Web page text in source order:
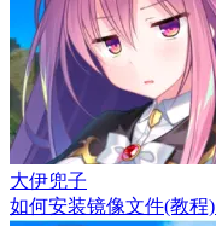
大伊兜子
如何安装镜像文件(教程)